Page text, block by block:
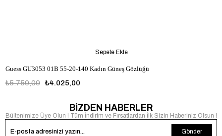
Guess GU3053 01B 55-20-140 Kadın Güneş Gözlüğü
₺4.025,00
₺5.750,00
Sepete Ekle
BİZDEN HABERLER
Bültenimize Üye Olun ! Tüm İndirim ve Fırsatlardan İlk Sizin Haberiniz Olsun !
Gönder